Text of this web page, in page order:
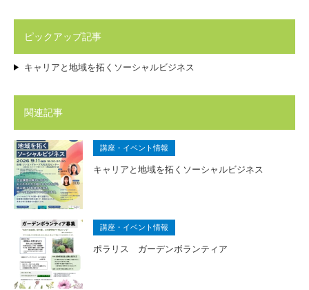
ピックアップ記事
キャリアと地域を拓くソーシャルビジネス
関連記事
講座・イベント情報
キャリアと地域を拓くソーシャルビジネス
講座・イベント情報
ポラリス ガーデンボランティア